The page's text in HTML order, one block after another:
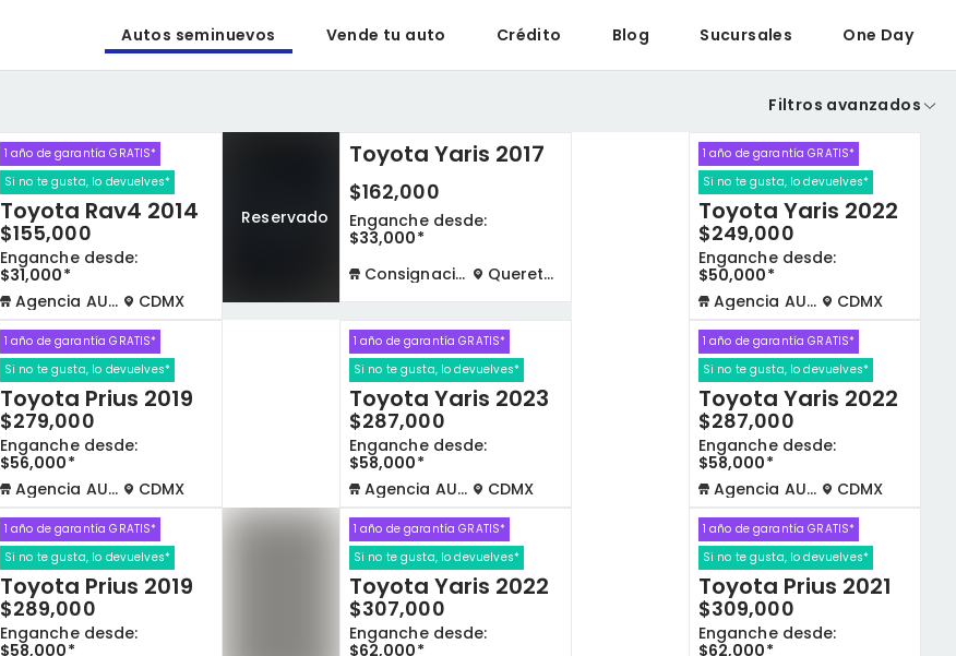
Autos seminuevos Vende tu auto Crédito Blog Sucursales One Day
Filtros avanzados
1 año de garantía GRATIS*
Si no te gusta, lo devuelves*
Toyota Rav4 2014
$155,000
Enganche desde:
$31,000*
Agencia AUTOCOM
CDMX
Reservado
Toyota Yaris 2017
$162,000
Enganche desde:
$33,000*
Consignación virtual
Queretaro
1 año de garantía GRATIS*
Si no te gusta, lo devuelves*
Toyota Yaris 2022
$249,000
Enganche desde:
$50,000*
Agencia AUTOCOM
CDMX
1 año de garantía GRATIS*
Si no te gusta, lo devuelves*
Toyota Prius 2019
$279,000
Enganche desde:
$56,000*
Agencia AUTOCOM
CDMX
1 año de garantía GRATIS*
Si no te gusta, lo devuelves*
Toyota Yaris 2023
$287,000
Enganche desde:
$58,000*
Agencia AUTOCOM
CDMX
1 año de garantía GRATIS*
Si no te gusta, lo devuelves*
Toyota Yaris 2022
$287,000
Enganche desde:
$58,000*
Agencia AUTOCOM
CDMX
1 año de garantía GRATIS*
Si no te gusta, lo devuelves*
Toyota Prius 2019
$289,000
Enganche desde:
$58,000*
1 año de garantía GRATIS*
Si no te gusta, lo devuelves*
Toyota Yaris 2022
$307,000
Enganche desde:
$62,000*
1 año de garantía GRATIS*
Si no te gusta, lo devuelves*
Toyota Prius 2021
$309,000
Enganche desde:
$62,000*